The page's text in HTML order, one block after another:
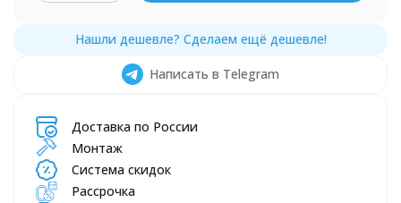
Написать в Telegram
Доставка по России
Монтаж
Система скидок
Рассрочка